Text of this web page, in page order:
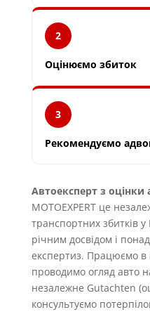
2
Оцінюємо збиток
3
Рекомендуємо
Автоексперт з оцінки
MOTOEXPERT це
транспортних збитків
річним досвідом і
експертиз. Працюємо в
проводимо огляд авто
незалежне Gutachten
консультуємо